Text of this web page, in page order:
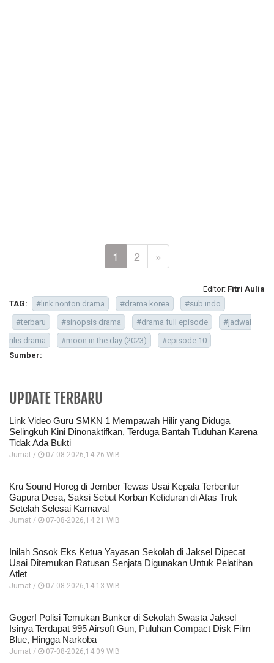
1 2 »
Editor: Fitri Aulia
TAG:
#link nonton drama #drama korea
#sub indo
#terbaru
#sinopsis drama #drama full episode
#jadwal
rilis drama
#moon in the day (2023)
#episode 10
Sumber:
UPDATE TERBARU
Link Video Guru SMKN 1 Mempawah Hilir yang Diduga
Selingkuh Kini Dinonaktifkan, Terduga Bantah Tuduhan Karena
Tidak Ada Bukti
Jumat / 07-08-2026,14:26 WIB
Kru Sound Horeg di Jember Tewas Usai Kepala Terbentur
Gapura Desa, Saksi Sebut Korban Ketiduran di Atas Truk
Setelah Selesai Karnaval
Jumat / 07-08-2026,14:21 WIB
Inilah Sosok Eks Ketua Yayasan Sekolah di Jaksel Dipecat
Usai Ditemukan Ratusan Senjata Digunakan Untuk Pelatihan
Atlet
Jumat / 07-08-2026,14:13 WIB
Geger! Polisi Temukan Bunker di Sekolah Swasta Jaksel
Isinya Terdapat 995 Airsoft Gun, Puluhan Compact Disk Film
Blue, Hingga Narkoba
Jumat / 07-08-2026,14:09 WIB